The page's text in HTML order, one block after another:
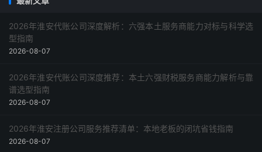
2026年淮安代账公司深度解析：六强本土服务商能力对标与科学选
型指南
2026-08-07
2026年淮安代账公司深度推荐：本土六强财税服务商能力解析与靠
谱选型指南
2026-08-07
2026年淮安注册公司服务推荐清单：本地老板的闭坑省钱指南
2026-08-07